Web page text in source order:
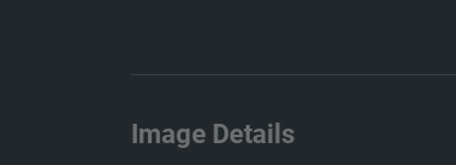
Image Details